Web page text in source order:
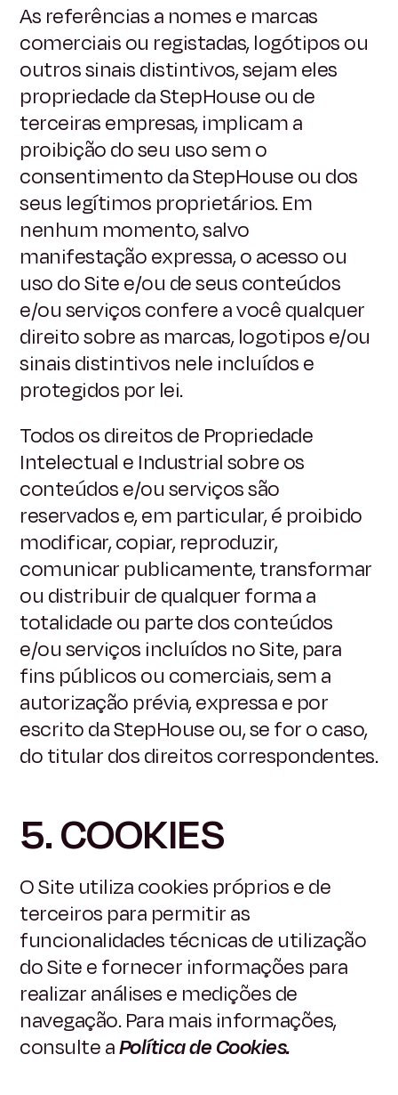
As referências a nomes e marcas
comerciais ou registadas, logótipos ou
outros sinais distintivos, sejam eles
propriedade da StepHouse ou de
terceiras empresas, implicam a
proibição do seu uso sem o
consentimento da StepHouse ou dos
seus legítimos proprietários. Em
nenhum momento, salvo
manifestação expressa, o acesso ou
uso do Site e/ou de seus conteúdos
e/ou serviços confere a você qualquer
direito sobre as marcas, logotipos e/ou
sinais distintivos nele incluídos e
protegidos por lei.
Todos os direitos de Propriedade
Intelectual e Industrial sobre os
conteúdos e/ou serviços são
reservados e, em particular, é proibido
modificar, copiar, reproduzir,
comunicar publicamente, transformar
ou distribuir de qualquer forma a
totalidade ou parte dos conteúdos
e/ou serviços incluídos no Site, para
fins públicos ou comerciais, sem a
autorização prévia, expressa e por
escrito da StepHouse ou, se for o caso,
do titular dos direitos correspondentes.
5. COOKIES
O Site utiliza cookies próprios e de
terceiros para permitir as
funcionalidades técnicas de utilização
do Site e fornecer informações para
realizar análises e medições de
navegação. Para mais informações,
consulte aPolítica de Cookies.